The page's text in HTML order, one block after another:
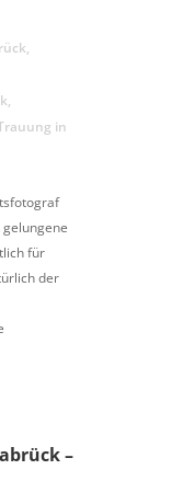
,
,
in
für
der
–